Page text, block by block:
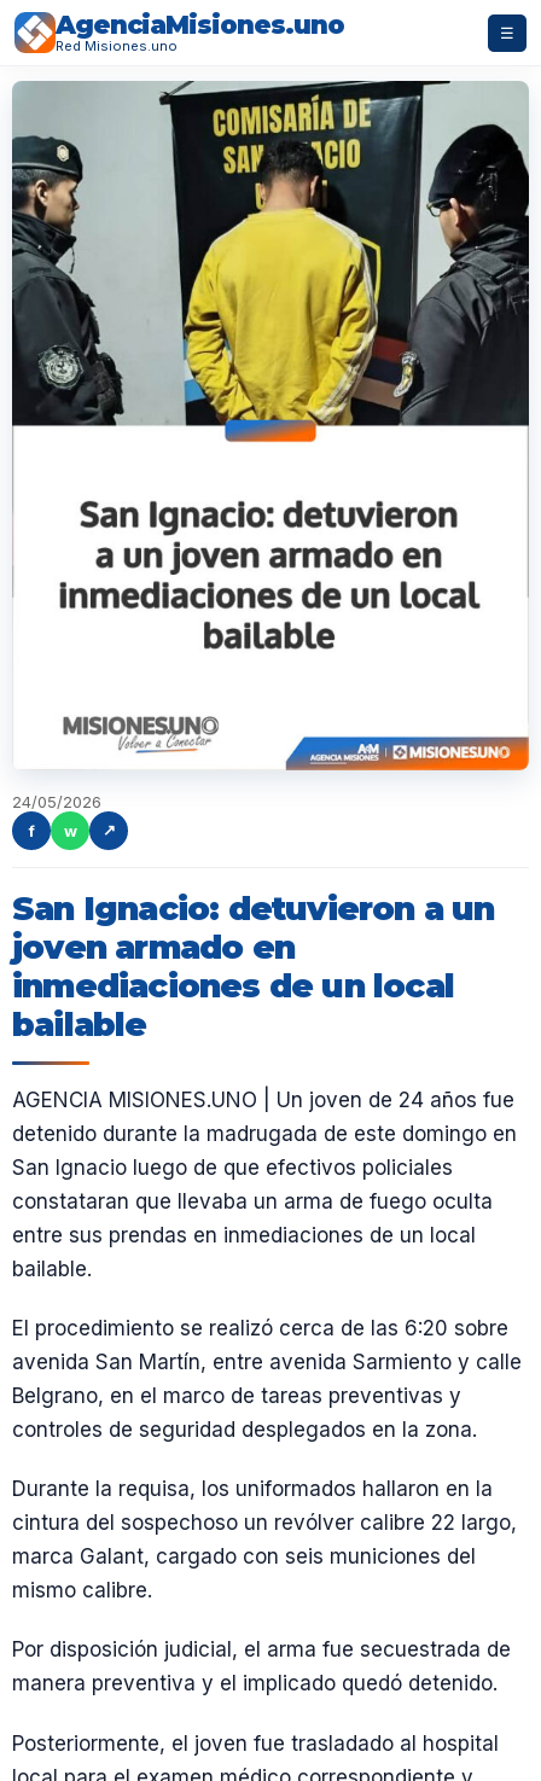
AgenciaMisiones.uno
Red Misiones.uno
☰
24/05/2026
f
w ↗
San Ignacio: detuvieron a un
joven armado en
inmediaciones de un local
bailable
AGENCIA MISIONES.UNO | Un joven de 24 años fue
detenido durante la madrugada de este domingo en
San Ignacio luego de que efectivos policiales
constataran que llevaba un arma de fuego oculta
entre sus prendas en inmediaciones de un local
bailable.
El procedimiento se realizó cerca de las 6:20 sobre
avenida San Martín, entre avenida Sarmiento y calle
Belgrano, en el marco de tareas preventivas y
controles de seguridad desplegados en la zona.
Durante la requisa, los uniformados hallaron en la
cintura del sospechoso un revólver calibre 22 largo,
marca Galant, cargado con seis municiones del
mismo calibre.
Por disposición judicial, el arma fue secuestrada de
manera preventiva y el implicado quedó detenido.
Posteriormente, el joven fue trasladado al hospital